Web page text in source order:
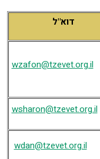
דוא"ל
wzafon@tzevet.org.il
wsharon@tzevet.org.il
wdan@tzevet.org.il